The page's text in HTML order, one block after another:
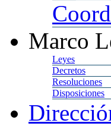
Marco
Leyes
Decretos
Resoluciones
Disposiciones